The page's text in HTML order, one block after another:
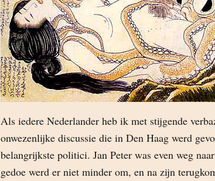
Als iedere Nederlander heb ik met stijgende
onwezenlijke discussie die in Den Haag werd
belangrijkste politici. Jan Peter was even weg
gedoe werd er niet minder om, en na zijn